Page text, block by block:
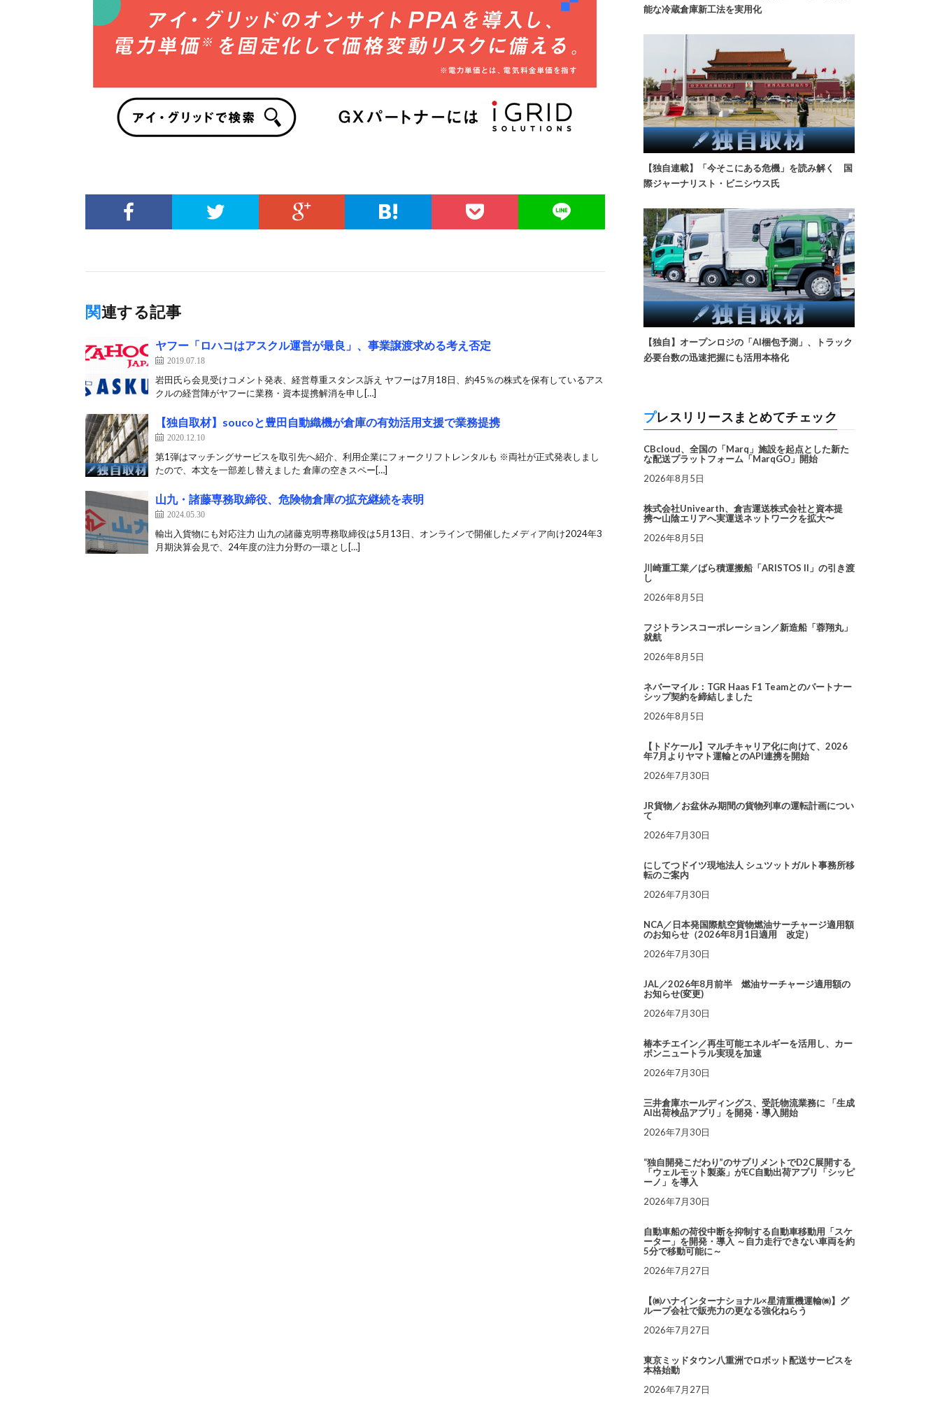
関連する記事
ヤフー「ロハコはアスクル運営が最良」、事業譲渡求める考え否定
2019.07.18
岩田氏ら会見受けコメント発表、経営尊重スタンス訴え ヤフーは7月18日、約45％の株式を保有しているアス
クルの経営陣がヤフーに業務・資本提携解消を申し[…]
【独自取材】soucoと豊田自動織機が倉庫の有効活用支援で業務提携
2020.12.10
第1弾はマッチングサービスを取引先へ紹介、利用企業にフォークリフトレンタルも ※両社が正式発表しまし
たので、本文を一部差し替えました 倉庫の空きスペー[…]
山九・諸藤専務取締役、危険物倉庫の拡充継続を表明
2024.05.30
輸出入貨物にも対応注力 山九の諸藤克明専務取締役は5月13日、オンラインで開催したメディア向け2024年3
月期決算会見で、24年度の注力分野の一環とし[…]
能な冷蔵倉庫新工法を実用化
【独自連載】「今そこにある危機」を読み解く 国
際ジャーナリスト・ビニシウス氏
【独自】オープンロジの「AI梱包予測」、トラック
必要台数の迅速把握にも活用本格化
プレスリリースまとめてチェック
CBcloud、全国の「Marq」施設を起点とした新た
な配送プラットフォーム「MarqGO」開始
2026年8月5日
株式会社Univearth、倉吉運送株式会社と資本提
携〜山陰エリアへ実運送ネットワークを拡大〜
2026年8月5日
川崎重工業／ばら積運搬船「ARISTOS II」の引き渡
し
2026年8月5日
フジトランスコーポレーション／新造船「蓉翔丸」
就航
2026年8月5日
ネバーマイル：TGR Haas F1 Teamとのパートナー
シップ契約を締結しました
2026年8月5日
【トドケール】マルチキャリア化に向けて、2026
年7月よりヤマト運輸とのAPI連携を開始
2026年7月30日
JR貨物／お盆休み期間の貨物列車の運転計画につい
て
2026年7月30日
にしてつドイツ現地法人 シュツットガルト事務所移
転のご案内
2026年7月30日
NCA／日本発国際航空貨物燃油サーチャージ適用額
のお知らせ（2026年8月1日適用 改定）
2026年7月30日
JAL／2026年8月前半 燃油サーチャージ適用額の
お知らせ(変更)
2026年7月30日
椿本チエイン／再生可能エネルギーを活用し、カー
ボンニュートラル実現を加速
2026年7月30日
三井倉庫ホールディングス、受託物流業務に 「生成
AI出荷検品アプリ」を開発・導入開始
2026年7月30日
“独自開発こだわり”のサプリメントでD2C展開する
「ウェルモット製薬」がEC自動出荷アプリ「シッピ
ーノ」を導入
2026年7月30日
自動車船の荷役中断を抑制する自動車移動用「スケ
ーター」を開発・導入 ～自力走行できない車両を約
5分で移動可能に～
2026年7月27日
【㈱ハナインターナショナル×星清重機運輸㈱】グ
ループ会社で販売力の更なる強化ねらう
2026年7月27日
東京ミッドタウン八重洲でロボット配送サービスを
本格始動
2026年7月27日